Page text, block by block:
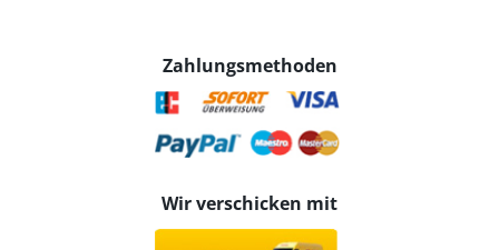
Zahlungsmethoden
Wir verschicken mit